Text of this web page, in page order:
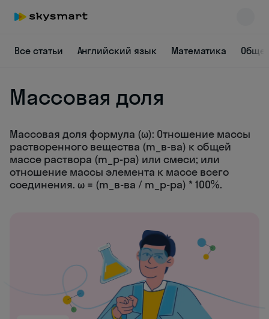
Все статьи Английский язык Математика
Массовая доля
Массовая доля формула (ω): Отношение массы
растворенного вещества (m_в-ва) к общей
массе раствора (m_р-ра) или смеси; или
отношение массы элемента к массе всего
соединения. ω = (m_в-ва / m_р-ра) * 100%.
Skysmart Chat
online